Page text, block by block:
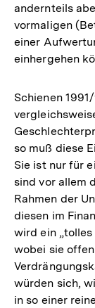
andernteils
vormaligen
einer
einhergehen
Schienen
so muß diese
Sie ist nur für
sind vor allem
Rahmen der
diesen im
wird ein
wobei sie
würden sich,
in so einer